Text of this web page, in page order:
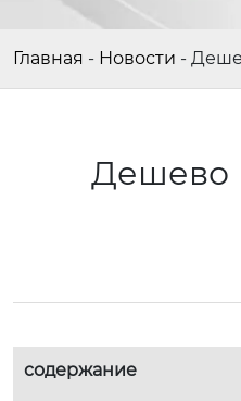
Главная - Новости -
Дешево
содержание